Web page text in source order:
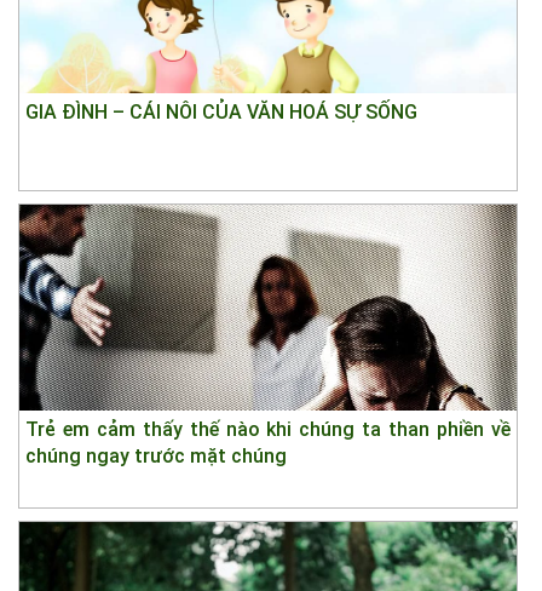
GIA ĐÌNH – CÁI NÔI CỦA VĂN HOÁ SỰ SỐNG
Trẻ em cảm thấy thế nào khi chúng ta than phiền về
chúng ngay trước mặt chúng